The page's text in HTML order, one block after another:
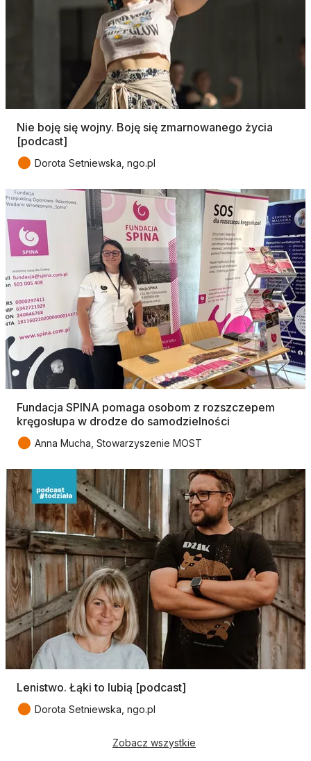
Nie boję się wojny. Boję się zmarnowanego życia
[podcast]
● Dorota Setniewska, ngo.pl
Fundacja SPINA pomaga osobom z rozszczepem
kręgosłupa w drodze do samodzielności
● Anna Mucha, Stowarzyszenie MOST
Lenistwo. Łąki to lubią [podcast]
● Dorota Setniewska, ngo.pl
Zobacz wszystkie